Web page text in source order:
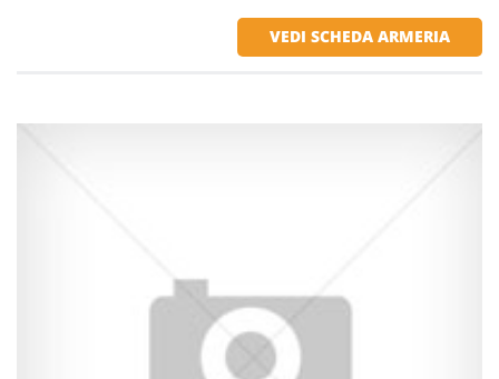
VEDI SCHEDA ARMERIA